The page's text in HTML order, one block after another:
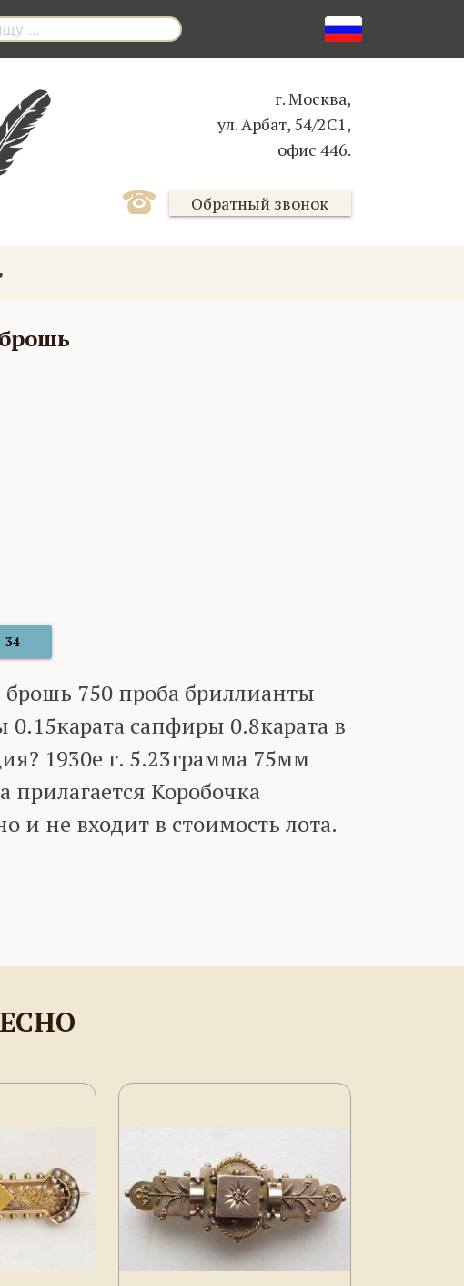
г. Москва,
ул. Арбат, 54/2С1,
офис 446.
Обратный звонок
брошь 750 проба бриллианты
0.15карата сапфиры 0.8карата в
1930е г. 5.23грамма 75мм
прилагается Коробочка
и не входит в стоимость лота.